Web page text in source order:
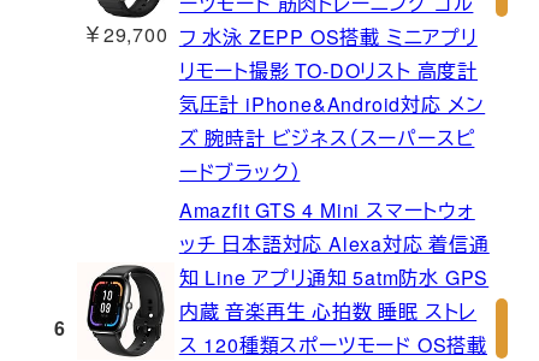
￥29,700 フ 水泳 ZEPP OS搭載 ミニアプリ
リモート撮影 TO-DOリスト 高度計
気圧計 iPhone&Android対応 メン
ズ 腕時計 ビジネス（スーパースピ
ードブラック）
6
Amazfit GTS 4 Mini スマートウォ
ッチ 日本語対応 Alexa対応 着信通
知 Line アプリ通知 5atm防水 GPS
内蔵 音楽再生 心拍数 睡眠 ストレ
ス 120種類スポーツモード OS搭載